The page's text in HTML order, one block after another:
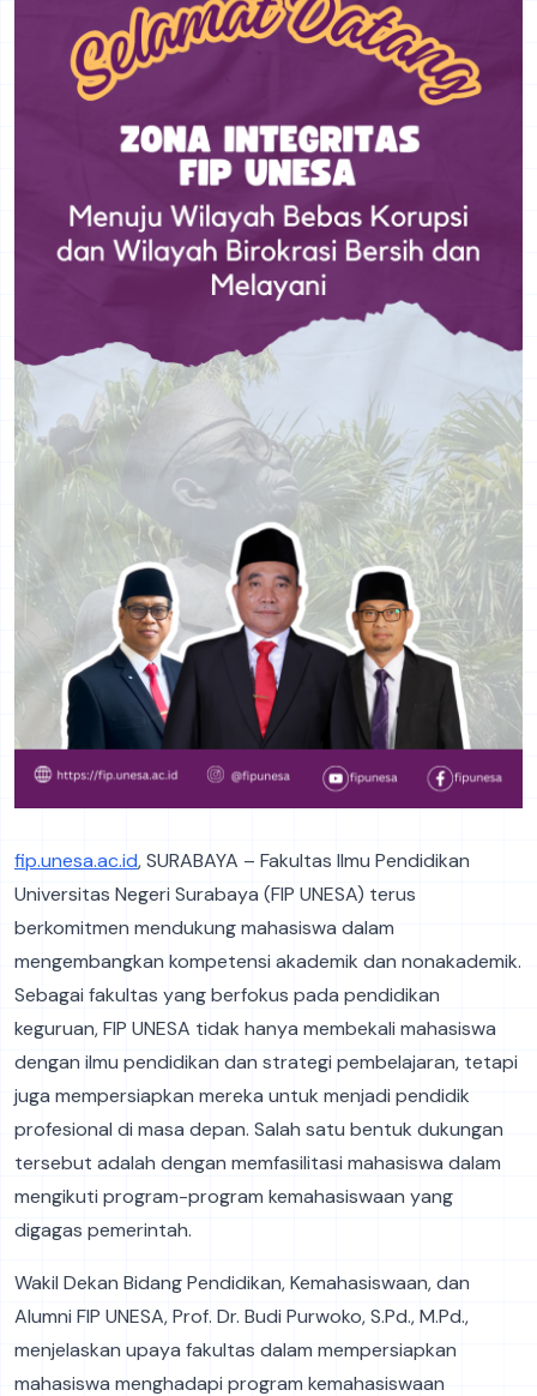
fip.unesa.ac.id, SURABAYA – Fakultas Ilmu Pendidikan
Universitas Negeri Surabaya (FIP UNESA) terus
berkomitmen mendukung mahasiswa dalam
mengembangkan kompetensi akademik dan nonakademik.
Sebagai fakultas yang berfokus pada pendidikan
keguruan, FIP UNESA tidak hanya membekali mahasiswa
dengan ilmu pendidikan dan strategi pembelajaran, tetapi
juga mempersiapkan mereka untuk menjadi pendidik
profesional di masa depan. Salah satu bentuk dukungan
tersebut adalah dengan memfasilitasi mahasiswa dalam
mengikuti program-program kemahasiswaan yang
digagas pemerintah.
Wakil Dekan Bidang Pendidikan, Kemahasiswaan, dan
Alumni FIP UNESA, Prof. Dr. Budi Purwoko, S.Pd., M.Pd.,
menjelaskan upaya fakultas dalam mempersiapkan
mahasiswa menghadapi program kemahasiswaan